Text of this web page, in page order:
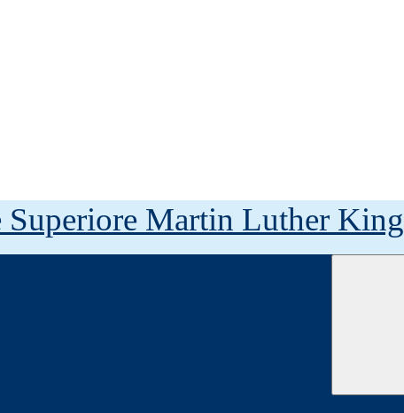
Martin Luther King